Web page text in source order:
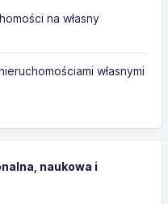
na własny
własnymi
naukowa i